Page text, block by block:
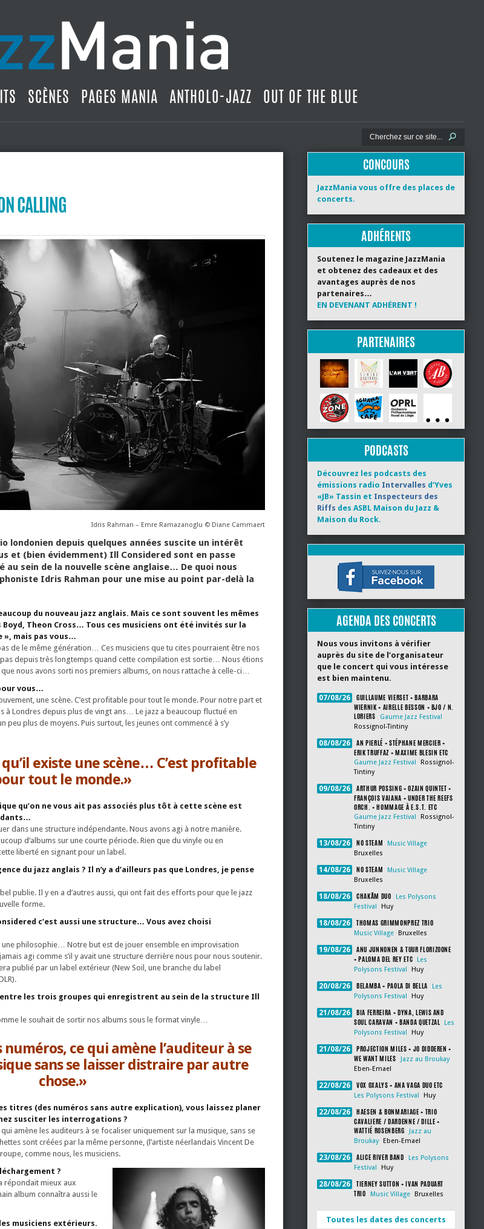
SCÈNES PAGES MANIA ANTHOLO-JAZZ OUT OF THE BLUE
CALLING
Idris Rahman – Emre Ramazanoglu © Diane Cammaert
londonien depuis quelques années suscite un intérêt
et (bien évidemment) Ill Considered sont en passe
au sein de la nouvelle scène anglaise… De quoi nous
Idris Rahman pour une mise au point par-delà la
du nouveau jazz anglais. Mais ce sont souvent les mêmes
Boyd, Theon Cross… Tous ces musiciens ont été invités sur la
», mais pas vous…
de le même génération… Ces musiciens que tu cites pourraient être nos
pas depuis très longtemps quand cette compilation est sortie… Nous étions
nous avons sorti nos premiers albums, on nous rattache à celle-ci…
vous…
une scène. C’est profitable pour tout le monde. Pour notre part et
à Londres depuis plus de vingt ans… Le jazz a beaucoup fluctué en
plus de moyens. Puis surtout, les jeunes ont commencé à s’y
existe une scène… C’est profitable
tout le monde.»
qu’on ne vous ait pas associés plus tôt à cette scène est
dans une structure indépendante. Nous avons agi à notre manière.
d’albums sur une courte période. Rien que du vinyle ou en
liberté en signant pour un label.
du jazz anglais ? Il n’y a d’ailleurs pas que Londres, je pense
publie. Il y en a d’autres aussi, qui ont fait des efforts pour que le jazz
forme.
c’est aussi une structure… Vous avez choisi
philosophie… Notre but est de jouer ensemble en improvisation
agi comme s’il y avait une structure derrière nous pour nous soutenir.
publié par un label extérieur (New Soil, une branche du label
les trois groupes qui enregistrent au sein de la structure Ill
le souhait de sortir nos albums sous le format vinyle…
ce qui amène l’auditeur à se
sans se laisser distraire par autre
chose.»
titres (des numéros sans autre explication), vous laissez planer
susciter les interrogations ?
amène les auditeurs à se focaliser uniquement sur la musique, sans se
sont créées par la même personne, (l’artiste néerlandais Vincent De
comme nous, les musiciens.
?
répondait mieux aux
album connaîtra aussi le
musiciens extérieurs.
CONCOURS
JazzMania vous offre des places de
concerts.
ADHÉRENTS
Soutenez le magazine JazzMania
et obtenez des cadeaux et des
avantages auprès de nos
partenaires…
EN DEVENANT ADHÉRENT !
PARTENAIRES
PODCASTS
Découvrez les podcasts des
émissions radio Intervalles d’Yves
«JB» Tassin et Inspecteurs des
Riffs des ASBL Maison du Jazz &
Maison du Rock.
AGENDA DES CONCERTS
Nous vous invitons à vérifier
auprès du site de l’organisateur
que le concert qui vous intéresse
est bien maintenu.
07/08/26
GUILLAUME VIERSET + BARBARA
WIERNIK + AIRELLE BESSON + BJO / N.
LORIERS
Gaume Jazz Festival
Rossignol-Tintiny
08/08/26
AN PIERLÉ + STÉPHANE MERCIER +
ERIK TRUFFAZ + MAXIME BLESIN ETC
Gaume Jazz Festival
Rossignol-
Tintiny
09/08/26
ARTHUR POSSING + OZAIN QUINTET +
FRANÇOIS VAIANA + UNDER THE REEFS
ORCH. + HOMMAGE À E.S.T. ETC
Gaume Jazz Festival
Rossignol-
Tintiny
13/08/26 NO STEAM
Music Village
Bruxelles
14/08/26 NO STEAM
Music Village
Bruxelles
18/08/26 CHAKÂM DUO
Les Polysons
Festival
Huy
18/08/26 THOMAS GRIMMONPREZ TRIO
Music Village Bruxelles
19/08/26
ANU JUNNONEN & TUUR FLORIZOONE
+ PALOMA DEL REY ETC
Les
Polysons Festival
Huy
20/08/26 BELAMBA + PAOLA DI BELLA
Les
Polysons Festival
Huy
21/08/26
BIA FERREIRA + DYNA, LEWIS AND
SOUL CARAVAN + BANDA QUETZAL
Les
Polysons Festival
Huy
21/08/26
PROJECTION MILES + JO DIDDEREN +
WE WANT MILES
Jazz au Broukay
Eben-Emael
22/08/26 VOX OXALYS + ANA VAGA DUO ETC
Les Polysons Festival Huy
22/08/26
HAESEN & BONMARIAGE + TRIO
CAVALIERE / DARDENNE / DILLE +
WATTIÉ ROSENBERG
Jazz au
Broukay
Eben-Emael
23/08/26 ALICE RIVER BAND
Les Polysons
Festival
Huy
28/08/26
TIERNEY SUTTON + IVAN PADUART
TRIO
Music Village Bruxelles
Toutes les dates des concerts